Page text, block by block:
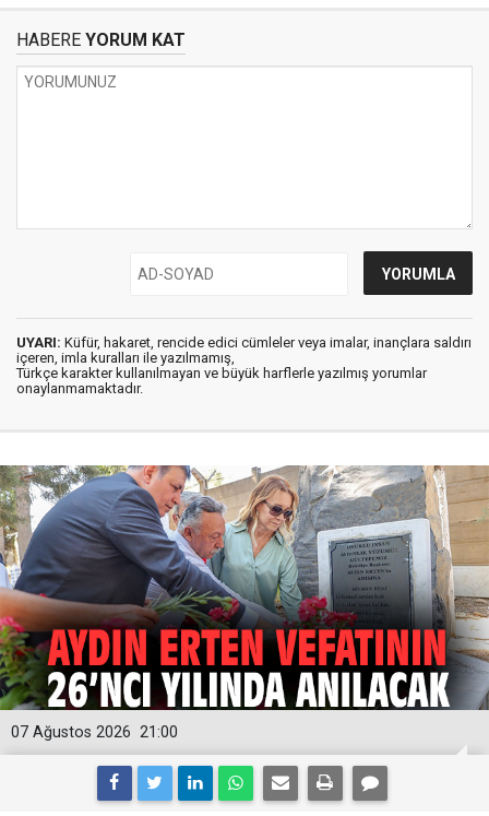
HABERE YORUM KAT
UYARI: Küfür, hakaret, rencide edici cümleler veya imalar, inançlara saldırı
içeren, imla kuralları ile yazılmamış,
Türkçe karakter kullanılmayan ve büyük harflerle yazılmış yorumlar
onaylanmamaktadır.
21:00
07 Ağustos 2026